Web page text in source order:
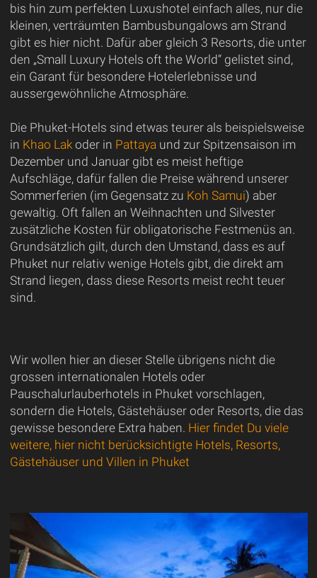
bis hin zum perfekten Luxushotel einfach alles, nur die
kleinen, verträumten Bambusbungalows am Strand
gibt es hier nicht. Dafür aber gleich 3 Resorts, die unter
den „Small Luxury Hotels oft the World“ gelistet sind,
ein Garant für besondere Hotelerlebnisse und
aussergewöhnliche Atmosphäre.
Die Phuket-Hotels sind etwas teurer als beispielsweise
in Khao Lakoder in Pattaya und zur Spitzensaison im
Dezember und Januar gibt es meist heftige
Aufschläge, dafür fallen die Preise während unserer
Sommerferien (im Gegensatz zu Koh Samui) aber
gewaltig. Oft fallen an Weihnachten und Silvester
zusätzliche Kosten für obligatorische Festmenüs an.
Grundsätzlich gilt, durch den Umstand, dass es auf
Phuket nur relativ wenige Hotels gibt, die direkt am
Strand liegen, dass diese Resorts meist recht teuer
sind.
Wir wollen hier an dieser Stelle übrigens nicht die
grossen internationalen Hotels oder
Pauschalurlauberhotels in Phuket vorschlagen,
sondern die Hotels, Gästehäuser oder Resorts, die das
gewisse besondere Extra haben. Hier findet Du viele
weitere, hier nicht berücksichtigte Hotels, Resorts,
Gästehäuser und Villen in Phuket